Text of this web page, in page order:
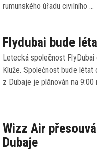
rumunského úřadu civilního …
Flydubai bude
Letecká společnost
Kluže. Společnost bude
z Dubaje je plánován na 9:00
Wizz Air
Dubaje